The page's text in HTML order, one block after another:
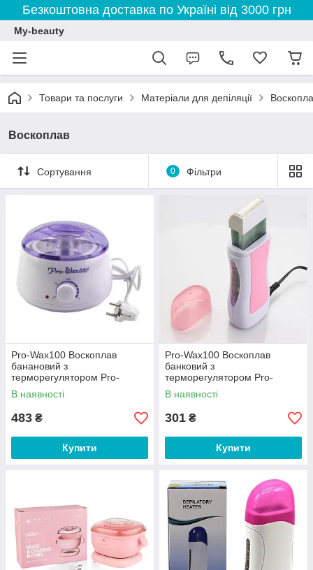
Безкоштовна доставка по Україні від 3000 грн
My-beauty
Товари та послуги Матеріали для депіляції
Воскоплав
Сортування 0 Фільтри
Pro-Wax100 Воскоплав
банановий з
терморегулятором Pro-
Wax100 для депіляції 400мл,
білий, чорний, рожевий.
В наявності
483 ₴
Купити
Pro-Wax100 Воскоплав
банковий з
терморегулятором Pro-
Wax100 для депіляції 400 мл,
білий
В наявності
301 ₴
Купити